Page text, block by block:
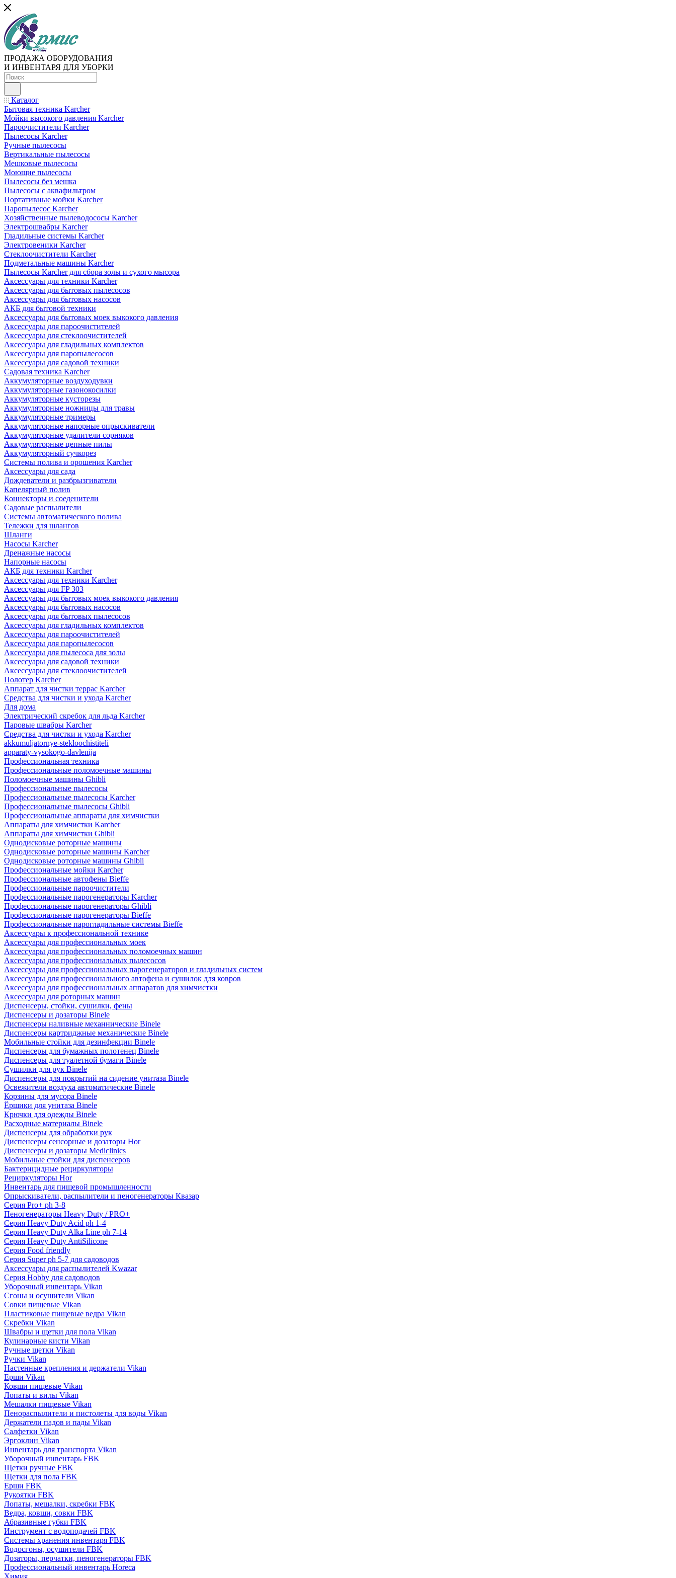
ПРОДАЖА ОБОРУДОВАНИЯ
И ИНВЕНТАРЯ ДЛЯ УБОРКИ
Каталог
Бытовая техника Karcher
Мойки высокого давления Karcher
Пароочистители Karcher
Пылесосы Karcher
Ручные пылесосы
Вертикальные пылесосы
Мешковые пылесосы
Моющие пылесосы
Пылесосы без мешка
Пылесосы с аквафильтром
Портативные мойки Karcher
Паропылесос Karcher
Хозяйственные пылеводососы Karcher
Электрошвабры Karcher
Гладильные системы Karcher
Электровеники Karcher
Стеклоочистители Karcher
Подметальные машины Karcher
Пылесосы Karcher для сбора золы и сухого мысора
Аксессуары для техники Karcher
Аксессуары для бытовых пылесосов
Аксессуары для бытовых насосов
АКБ для бытовой техники
Аксессуары для бытовых моек выкокого давления
Аксессуары для пароочистителей
Аксессуары для стеклоочистителей
Аксессуары для гладильных комплектов
Аксессуары для паропылесосов
Аксессуары для садовой техники
Садовая техника Karcher
Аккумуляторные воздуходувки
Аккумуляторные газонокосилки
Аккумуляторные кусторезы
Аккумуляторные ножницы для травы
Аккумуляторные тримеры
Аккумуляторные напорные опрыскиватели
Аккумуляторные удалители сорняков
Аккумуляторные цепные пилы
Аккумуляторный сучкорез
Системы полива и орошения Karcher
Аксессуары для сада
Дождеватели и разбрызгиватели
Капелярный полив
Коннекторы и соеденители
Садовые распылители
Системы автоматического полива
Тележки для шлангов
Шланги
Насосы Karcher
Дренажные насосы
Напорные насосы
АКБ для техники Karcher
Аксессуары для техники Karcher
Аксессуары для FP 303
Аксессуары для бытовых моек выкокого давления
Аксессуары для бытовых насосов
Аксессуары для бытовых пылесосов
Аксессуары для гладильных комплектов
Аксессуары для пароочистителей
Аксессуары для паропылесосов
Аксессуары для пылесоса для золы
Аксессуары для садовой техники
Аксессуары для стеклоочистителей
Полотер Karcher
Аппарат для чистки террас Karcher
Средства для чистки и ухода Karcher
Для дома
Электрический скребок для льда Karcher
Паровые швабры Karcher
Средства для чистки и ухода Karcher
akkumuljatornye-stekloochistiteli
apparaty-vysokogo-davlenija
Профессиональная техника
Профессиональные поломоечные машины
Поломоечные машины Ghibli
Профессиональные пылесосы
Профессиональные пылесосы Karcher
Профессиональные пылесосы Ghibli
Профессиональные аппараты для химчистки
Аппараты для химчистки Karcher
Аппараты для химчистки Ghibli
Однодисковые роторные машины
Однодисковые роторные машины Karcher
Однодисковые роторные машины Ghibli
Профессиональные мойки Karcher
Профессиональные автофены Bieffe
Профессиональные пароочистители
Профессиональные парогенераторы Karcher
Профессиональные парогенераторы Ghibli
Профессиональные парогенераторы Bieffe
Профессиональные парогладильные системы Bieffe
Аксессуары к профессиональной технике
Аксессуары для профессиональных моек
Аксессуары для профессиональных поломоечных машин
Аксессуары для профессиональных пылесосов
Аксессуары для профессиональных парогенераторов и гладильных систем
Аксессуары для профессионального автофена и сушилок для ковров
Аксессуары для профессиональных аппаратов для химчистки
Аксессуары для роторных машин
Диспенсеры, стойки, сушилки, фены
Диспенсеры и дозаторы Binele
Диспенсеры наливные механнические Binele
Диспенсеры картриджные механические Binele
Мобильные стойки для дезинфекции Binele
Диспенсеры для бумажных полотенец Binele
Диспенсеры для туалетной бумаги Binele
Сушилки для рук Binele
Диспенсеры для покрытий на сидение унитаза Binele
Освежители воздуха автоматические Binele
Корзины для мусора Binele
Ёршики для унитаза Binele
Крючки для одежды Binele
Расходные материалы Binele
Диспенсеры для обработки рук
Диспенсеры сенсорные и дозаторы Hor
Диспенсеры и дозаторы Mediclinics
Мобильные стойки для диспенсеров
Бактерицидные рециркуляторы
Рециркуляторы Hor
Инвентарь для пищевой промышленности
Опрыскиватели, распылители и пеногенераторы Квазар
Серия Pro+ ph 3-8
Пеногенераторы Heavy Duty / PRO+
Серия Heavy Duty Acid ph 1-4
Серия Heavy Duty Alka Line ph 7-14
Серия Heavy Duty AntiSilicone
Серия Food friendly
Серия Super ph 5-7 для садоводов
Аксессуары для распылителей Kwazar
Серия Hobby для садоводов
Уборочный инвентарь Vikan
Сгоны и осушители Vikan
Совки пищевые Vikan
Пластиковые пищевые ведра Vikan
Скребки Vikan
Швабры и щетки для пола Vikan
Кулинарные кисти Vikan
Ручные щетки Vikan
Ручки Vikan
Настенные крепления и держатели Vikan
Ерши Vikan
Ковши пищевые Vikan
Лопаты и вилы Vikan
Мешалки пищевые Vikan
Пенораспылители и пистолеты для воды Vikan
Держатели падов и пады Vikan
Салфетки Vikan
Эргоклин Vikan
Инвентарь для транспорта Vikan
Уборочный инвентарь FBK
Щетки ручные FBK
Щетки для пола FBK
Ерши FBK
Рукоятки FBK
Лопаты, мешалки, скребки FBK
Ведра, ковши, совки FBK
Абразивные губки FBK
Инструмент с водоподачей FBK
Системы хранения инвентаря FBK
Водосгоны, осушители FBK
Дозаторы, перчатки, пеногенераторы FBK
Профессиональный инвентарь Horeca
Химия